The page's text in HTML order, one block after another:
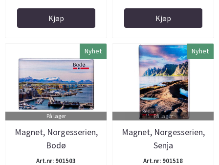
Kjøp Kjøp
Nyhet
På lager
Magnet, Norgesserien,
Bodø
Art.nr: 901503
Nyhet
På lager
Magnet, Norgesserien,
Senja
Art.nr: 901518